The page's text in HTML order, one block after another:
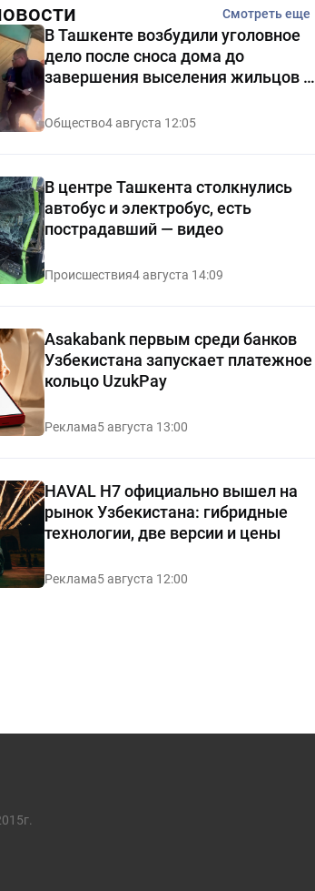
Смотреть еще
В Ташкенте возбудили уголовное
дело после сноса дома до
завершения выселения жильцов —
видео
Общество4 августа 12:05
В центре Ташкента столкнулись
автобус и электробус, есть
пострадавший — видео
Происшествия4 августа 14:09
Asakabank первым среди банков
Узбекистана запускает платежное
кольцо UzukPay
Реклама5 августа 13:00
HAVAL H7 официально вышел на
рынок Узбекистана: гибридные
технологии, две версии и цены
Реклама5 августа 12:00